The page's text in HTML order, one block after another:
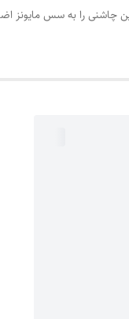
چاشنی را به سس مایونز